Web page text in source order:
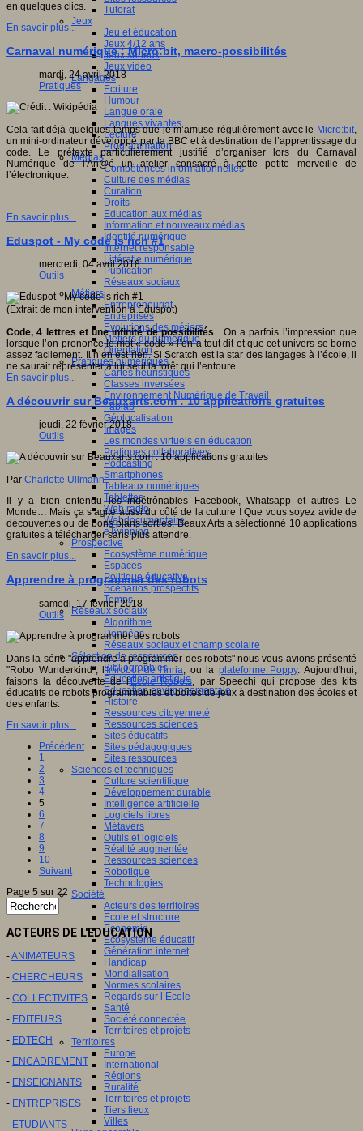
Tutorat
Jeux
Jeu et éducation
Jeux 4/12 ans
Jeux sérieux
Jeux vidéo
Langages
Ecriture
Humour
Langue orale
Langues vivantes
Lecture
Programmation
Médias
Compétences informationnelles
Culture des médias
Curation
Droits
Education aux médias
Information et nouveaux médias
Identité numérique
Internet responsable
Littératie numérique
Publication
Réseaux sociaux
Métiers
Entrepreneuriat
Entreprises
Evolutions des métiers
Métiers du numérique
Orientation
Pratiques numériques
Cartes heuristiques
Classes inversées
Environnement Numérique de Travail
Fablab
Géolocalisation
Images
Les mondes virtuels en éducation
Pratiques collaboratives
Podcasting
Smartphones
Tableaux numériques
Tablettes
Web radio
Webdocumentaire
eTwinning
Prospective
Ecosystème numérique
Espaces
Politique éducative
Scénarios prospectifs
Temps
Réseaux sociaux
Algorithme
Données
Réseaux sociaux et champ scolaire
Sélection de ressources
Bibliographies
Education artistique
Education environnementale
Histoire
Ressources citoyenneté
Ressources sciences
Sites éducatifs
Sites pédagogiques
Sites ressources
Sciences et techniques
Culture scientifique
Développement durable
Intelligence artificielle
Logiciels libres
Métavers
Outils et logiciels
Réalité augmentée
Ressources sciences
Robotique
Technologies
Société
Acteurs des territoires
Ecole et structure
Economie
Ecosystème éducatif
Génération internet
Handicap
Mondialisation
Normes scolaires
Regards sur l’Ecole
Santé
Société connectée
Territoires et projets
Territoires
Europe
International
Régions
Ruralité
Territoires et projets
Tiers lieux
Villes
en quelques clics.
En savoir plus...
Carnaval numérique : Micro:bit, macro-possibilités
mardi, 24 avril 2018
Pratiques
Cela fait déjà quelques temps que je m’amuse régulièrement avec le Micro:bit,
un mini-ordinateur développé par la BBC et à destination de l’apprentissage du
code. Le prétexte particulièrement justifié d’organiser lors du Carnaval
Numérique de l'An@é un atelier consacré à cette petite merveille de
l’électronique.
En savoir plus...
Eduspot - My code is rich #1
mercredi, 04 avril 2018
Outils
(Extrait de mon intervention à Eduspot)
Code, 4 lettres et une infinité de possibilités…On a parfois l’impression que
lorsque l’on prononce le mot « code » l’on a tout dit et que cet univers se borne
assez facilement. Il n’en est rien. Si Scratch est la star des langages à l’école, il
ne saurait représenter à lui seul la forêt qui l’entoure.
En savoir plus...
A découvrir sur Beauxarts.com : 10 applications gratuites
jeudi, 22 février 2018
Outils
Par Charlotte Ullmann
Il y a bien entendu les indétrônables Facebook, Whatsapp et autres Le
Monde… Mais ça s’agite aussi du côté de la culture ! Que vous soyez avide de
découvertes ou de bons plans sorties, Beaux Arts a sélectionné 10 applications
gratuites à télécharger sans plus attendre.
En savoir plus...
Apprendre à programmer des robots
samedi, 17 février 2018
Outils
Dans la série "apprendre à programmer des robots" nous vous avions présenté
"Robo Wunderkind", l'Inirobot de l'Inria , ou la plateforme Poppy. Aujourd'hui,
faisons la découverte de l'Ecole Robots , par Speechi qui propose des kits
éducatifs de robots programmables et boîtes de jeux à destination des écoles et
des enfants.
En savoir plus...
Précédent
1
2
3
4
5
6
7
8
9
10
Suivant
Page 5 sur 22
ACTEURS DE L'EDUCATION
-ANIMATEURS
- CHERCHEURS
- COLLECTIVITES
- EDITEURS
- EDTECH
- ENCADREMENT
- ENSEIGNANTS
- ENTREPRISES
- ETUDIANTS